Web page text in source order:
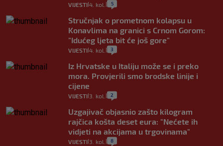
VIJESTI 4. kol. 5
Stručnjak o prometnom kolapsu u
Konavlima na granici s Crnom Gorom:
"Idućeg ljeta bit će još gore"
VIJESTI 4. kol. 3
Iz Hrvatske u Italiju može se i preko
mora. Provjerili smo brodske linije i
cijene
VIJESTI 3. kol. 2
Uzgajivač objasnio zašto kilogram
rajčica košta deset eura: "Nećete ih
vidjeti na akcijama u trgovinama"
VIJESTI 3. kol. 8